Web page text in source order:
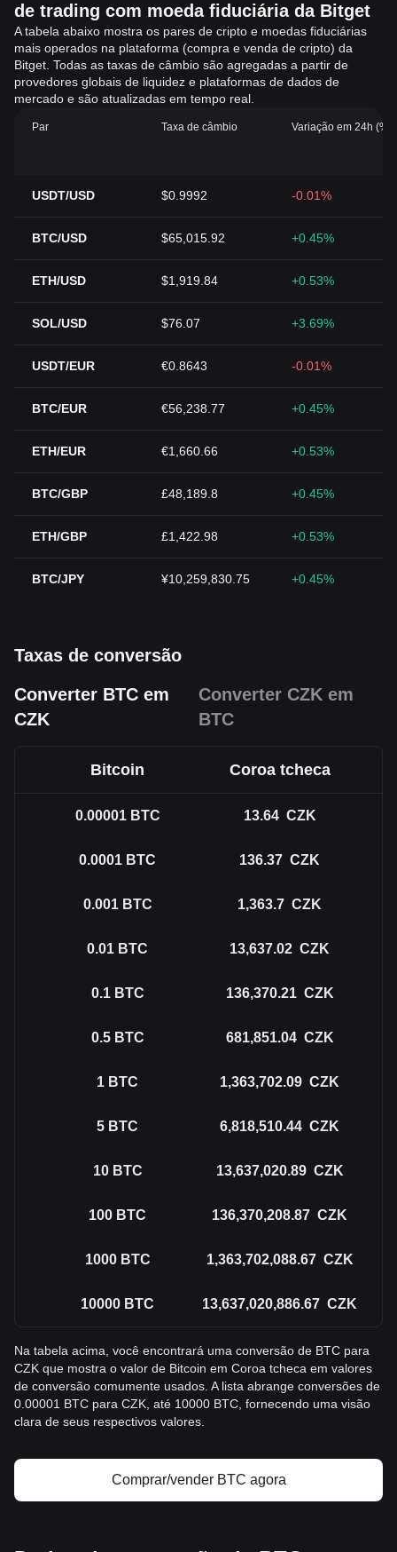
de trading com moeda fiduciária da Bitget
A tabela abaixo mostra os pares de cripto e moedas fiduciárias
mais operados na plataforma (compra e venda de cripto) da
Bitget. Todas as taxas de câmbio são agregadas a partir de
provedores globais de liquidez e plataformas de dados de
mercado e são atualizadas em tempo real.
Par Taxa de câmbio Variação em 24h (%)
USDT/USD $0.9992 -0.01%
BTC/USD $65,015.92 +0.45%
ETH/USD $1,919.84 +0.53%
SOL/USD $76.07 +3.69%
USDT/EUR €0.8643 -0.01%
BTC/EUR €56,238.77 +0.45%
ETH/EUR €1,660.66 +0.53%
BTC/GBP £48,189.8 +0.45%
ETH/GBP £1,422.98 +0.53%
BTC/JPY ¥10,259,830.75 +0.45%
Taxas de conversão
Converter BTC em
CZK
Converter CZK em
BTC
Bitcoin Coroa tcheca
0.00001 BTC 13.64 CZK
0.0001 BTC 136.37 CZK
0.001 BTC 1,363.7 CZK
0.01 BTC 13,637.02 CZK
0.1 BTC 136,370.21 CZK
0.5 BTC 681,851.04 CZK
1 BTC 1,363,702.09 CZK
5 BTC 6,818,510.44 CZK
10 BTC 13,637,020.89 CZK
100 BTC 136,370,208.87 CZK
1000 BTC 1,363,702,088.67 CZK
10000 BTC 13,637,020,886.67 CZK
Na tabela acima, você encontrará uma conversão de BTC para
CZK que mostra o valor de Bitcoin em Coroa tcheca em valores
de conversão comumente usados. A lista abrange conversões de
0.00001 BTC para CZK, até 10000 BTC, fornecendo uma visão
clara de seus respectivos valores.
Comprar/vender BTC agora